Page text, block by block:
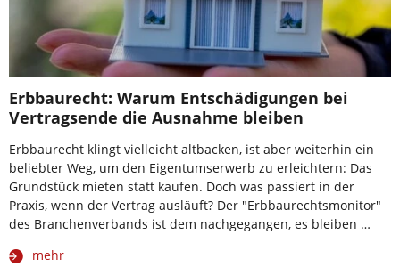
Erbbaurecht: Warum Entschädigungen bei
Vertragsende die Ausnahme bleiben
Erbbaurecht klingt vielleicht altbacken, ist aber weiterhin ein
beliebter Weg, um den Eigentumserwerb zu erleichtern: Das
Grundstück mieten statt kaufen. Doch was passiert in der
Praxis, wenn der Vertrag ausläuft? Der "Erbbaurechtsmonitor"
des Branchenverbands ist dem nachgegangen, es bleiben …
mehr